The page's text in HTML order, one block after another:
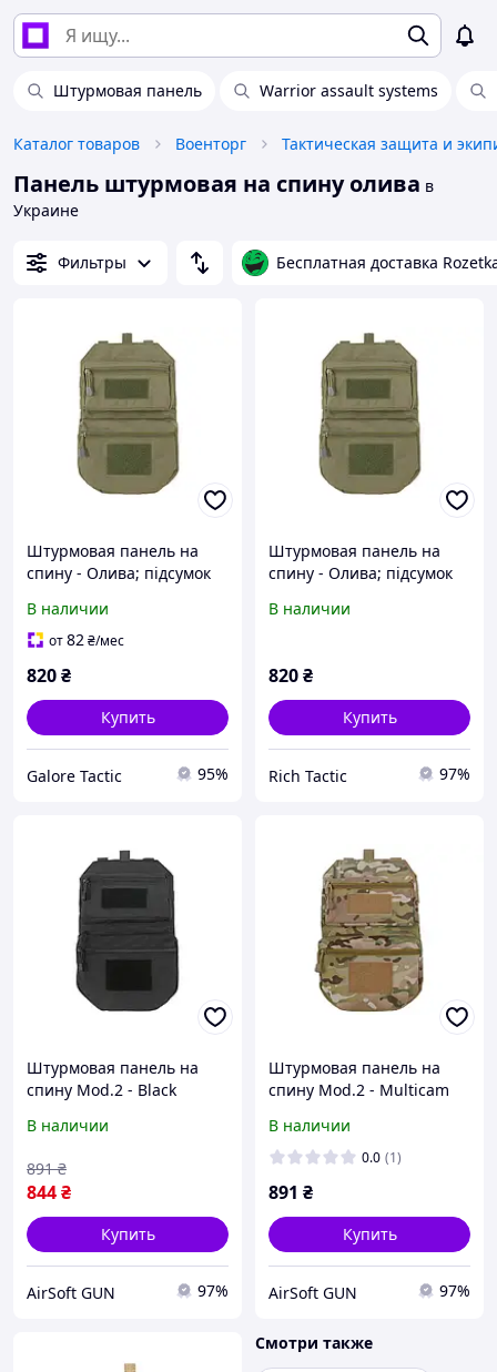
Штурмовая панель Warrior assault systems
Каталог товаров Военторг Тактическая защита и
Панель штурмовая на спину олива в
Украине
Фильтры Бесплатная доставка
Штурмовая панель на
спину - Олива; підсумок
В наличии
от82₴/мес
820₴
Купить
Galore Tactic 95%
Штурмовая панель на
спину - Олива; підсумок
В наличии
820₴
Купить
Rich Tactic 97%
Штурмовая панель на
спину Mod.2 - Black
В наличии
844₴
891 ₴
Купить
AirSoft GUN 97%
Штурмовая панель на
спину Mod.2 - Multicam
В наличии
0.0 (1)
891 ₴
Купить
AirSoft GUN 97%
Смотри также